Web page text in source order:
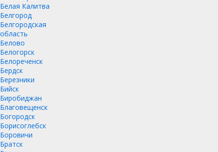
Белая Калитва
Белгород
Белгородская
область
Белово
Белогорск
Белореченск
Бердск
Березники
Бийск
Биробиджан
Благовещенск
Богородск
Борисоглебск
Боровичи
Братск